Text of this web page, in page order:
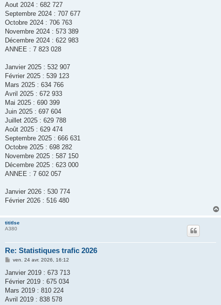
Aout 2024 : 682 727
Septembre 2024 : 707 677
Octobre 2024 : 706 763
Novembre 2024 : 573 389
Décembre 2024 : 622 983
ANNEE : 7 823 028
Janvier 2025 : 532 907
Février 2025 : 539 123
Mars 2025 : 634 766
Avril 2025 : 672 933
Mai 2025 : 690 399
Juin 2025 : 697 604
Juillet 2025 : 629 788
Août 2025 : 629 474
Septembre 2025 : 666 631
Octobre 2025 : 698 282
Novembre 2025 : 587 150
Décembre 2025 : 623 000
ANNEE : 7 602 057
Janvier 2026 : 530 774
Février 2026 : 516 480
tititlse
A380
Re: Statistiques trafic 2026
M
s
a
g
ven. 24 avr. 2026, 16:12
Janvier 2019 : 673 713
Février 2019 : 675 034
Mars 2019 : 810 224
Avril 2019 : 838 578